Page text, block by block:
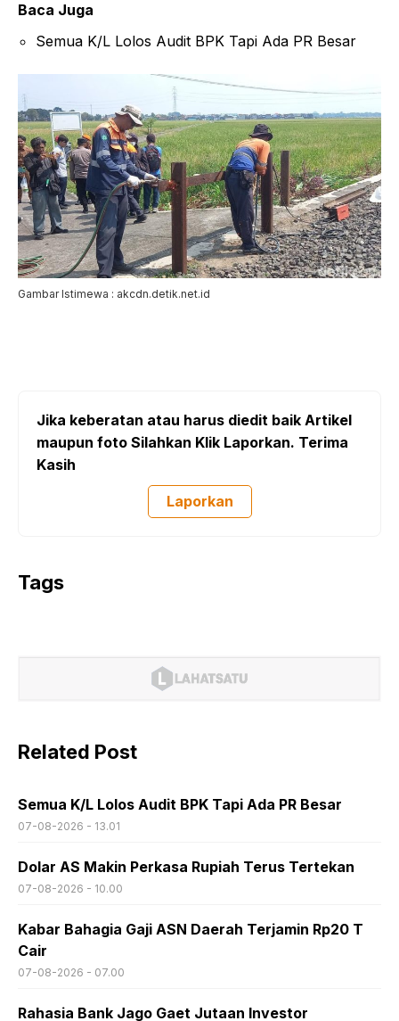
Baca Juga
Semua K/L Lolos Audit BPK Tapi Ada PR Besar
Gambar Istimewa : akcdn.detik.net.id
Jika keberatan atau harus diedit baik Artikel
maupun foto Silahkan Klik Laporkan. Terima
Kasih
Laporkan
Tags
Related Post
Semua K/L Lolos Audit BPK Tapi Ada PR Besar
07-08-2026 - 13.01
Dolar AS Makin Perkasa Rupiah Terus Tertekan
07-08-2026 - 10.00
Kabar Bahagia Gaji ASN Daerah Terjamin Rp20 T
Cair
07-08-2026 - 07.00
Rahasia Bank Jago Gaet Jutaan Investor